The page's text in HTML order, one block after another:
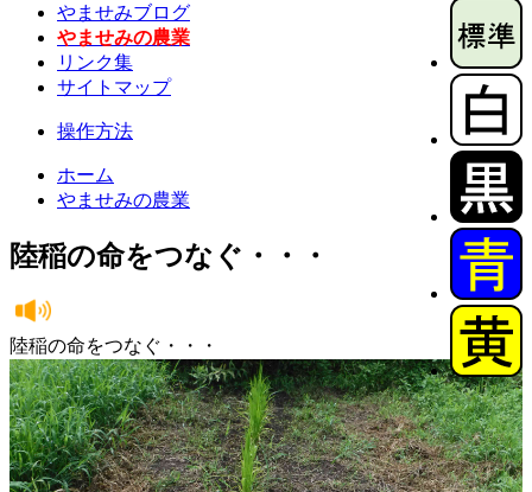
やませみブログ
やませみの農業
リンク集
サイトマップ
操作方法
ホーム
やませみの農業
陸稲の命をつなぐ・・・
陸稲の命をつなぐ・・・